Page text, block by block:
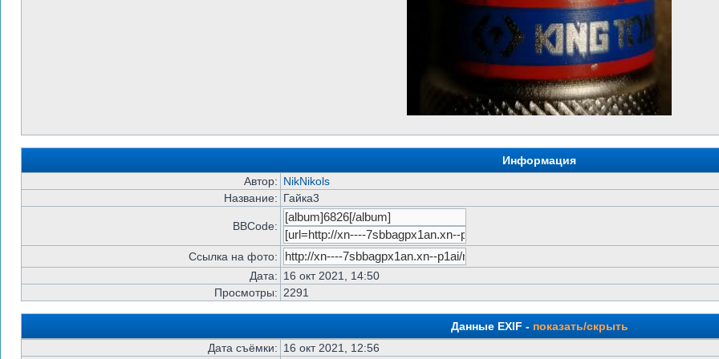
Информация
Автор: NikNikols
Название: Гайка3
BBCode:
Ссылка на фото:
Дата: 16 окт 2021, 14:50
Просмотры: 2291
Данные EXIF - показать/скрыть
Дата съёмки: 16 окт 2021, 12:56